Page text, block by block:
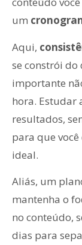
um
Aqui,
se constrói do
importante
hora. Estudar
resultados,
para que
ideal.
Aliás, um
mantenha o
no conteúdo,
dias para